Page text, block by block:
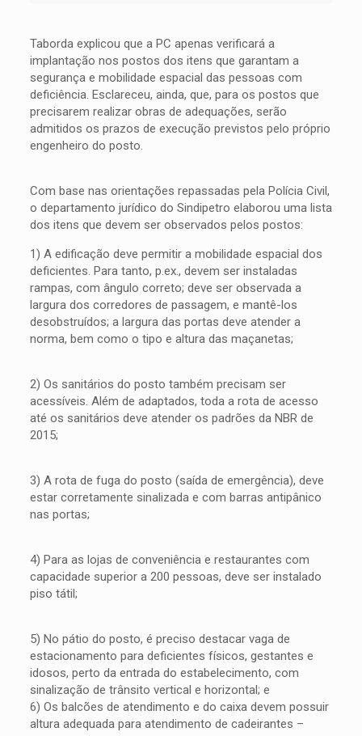
Taborda explicou que a PC apenas verificará a
implantação nos postos dos itens que garantam a
segurança e mobilidade espacial das pessoas com
deficiência. Esclareceu, ainda, que, para os postos que
precisarem realizar obras de adequações, serão
admitidos os prazos de execução previstos pelo próprio
engenheiro do posto.
Com base nas orientações repassadas pela Polícia Civil,
o departamento jurídico do Sindipetro elaborou uma lista
dos itens que devem ser observados pelos postos:
1) A edificação deve permitir a mobilidade espacial dos
deficientes. Para tanto, p.ex., devem ser instaladas
rampas, com ângulo correto; deve ser observada a
largura dos corredores de passagem, e mantê-los
desobstruídos; a largura das portas deve atender a
norma, bem como o tipo e altura das maçanetas;
2) Os sanitários do posto também precisam ser
acessíveis. Além de adaptados, toda a rota de acesso
até os sanitários deve atender os padrões da NBR de
2015;
3) A rota de fuga do posto (saída de emergência), deve
estar corretamente sinalizada e com barras antipânico
nas portas;
4) Para as lojas de conveniência e restaurantes com
capacidade superior a 200 pessoas, deve ser instalado
piso tátil;
5) No pátio do posto, é preciso destacar vaga de
estacionamento para deficientes físicos, gestantes e
idosos, perto da entrada do estabelecimento, com
sinalização de trânsito vertical e horizontal; e
6) Os balcões de atendimento e do caixa devem possuir
altura adequada para atendimento de cadeirantes –